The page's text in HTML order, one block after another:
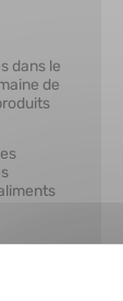
dans le
de